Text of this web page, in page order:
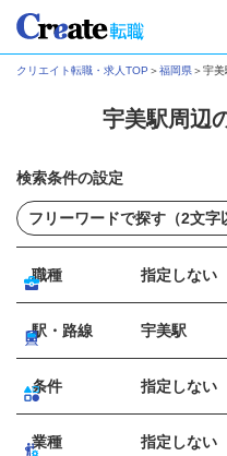
クリエイト転職・求人TOP ＞福岡県＞宇美
宇美駅周辺
検索条件の設定
職種 指定しない
駅・路線 宇美駅
条件 指定しない
業種 指定しない